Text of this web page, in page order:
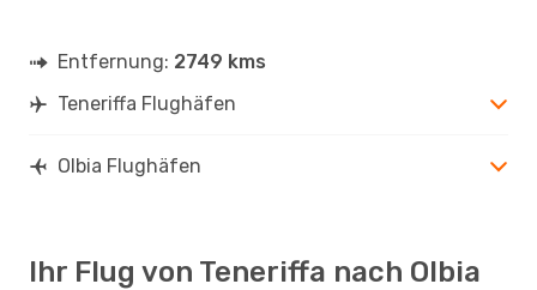
Entfernung: 2749 kms
Teneriffa Flughäfen
Olbia Flughäfen
Ihr Flug von Teneriffa nach Olbia